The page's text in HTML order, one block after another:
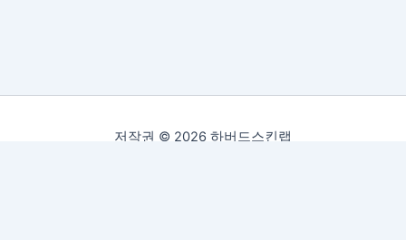
저작권 © 2026 하버드스킨랩